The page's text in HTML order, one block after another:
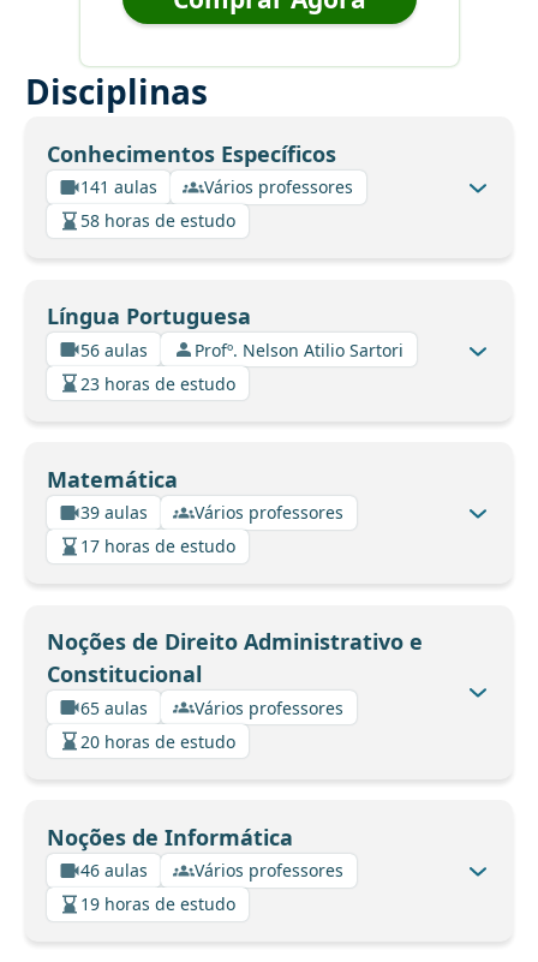
Disciplinas
Conhecimentos Específicos
141 aulas
Vários professores
58 horas de estudo
Língua Portuguesa
56 aulas
Profº. Nelson Atilio Sartori
23 horas de estudo
Matemática
39 aulas
Vários professores
17 horas de estudo
Noções de Direito Administrativo e
Constitucional
65 aulas
Vários professores
20 horas de estudo
Noções de Informática
46 aulas
Vários professores
19 horas de estudo